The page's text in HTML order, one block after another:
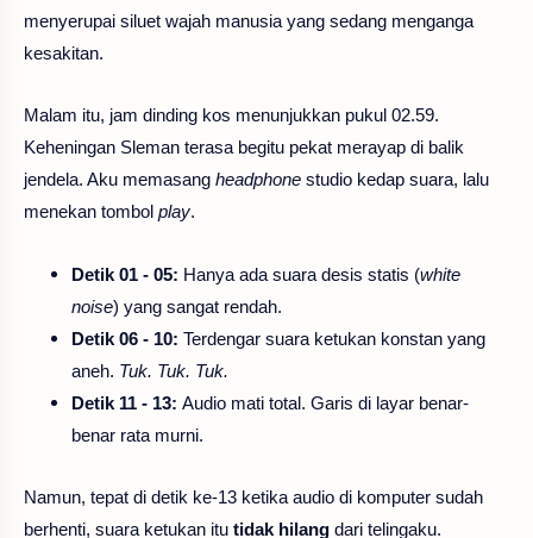
menyerupai siluet wajah manusia yang sedang menganga
kesakitan.
Malam itu, jam dinding kos menunjukkan pukul 02.59.
Keheningan Sleman terasa begitu pekat merayap di balik
jendela. Aku memasang headphone studio kedap suara, lalu
menekan tombol play.
Detik 01 - 05: Hanya ada suara desis statis (white
noise) yang sangat rendah.
Detik 06 - 10: Terdengar suara ketukan konstan yang
aneh. Tuk. Tuk. Tuk.
Detik 11 - 13: Audio mati total. Garis di layar benar-
benar rata murni.
Namun, tepat di detik ke-13 ketika audio di komputer sudah
berhenti, suara ketukan itu tidak hilang dari telingaku.